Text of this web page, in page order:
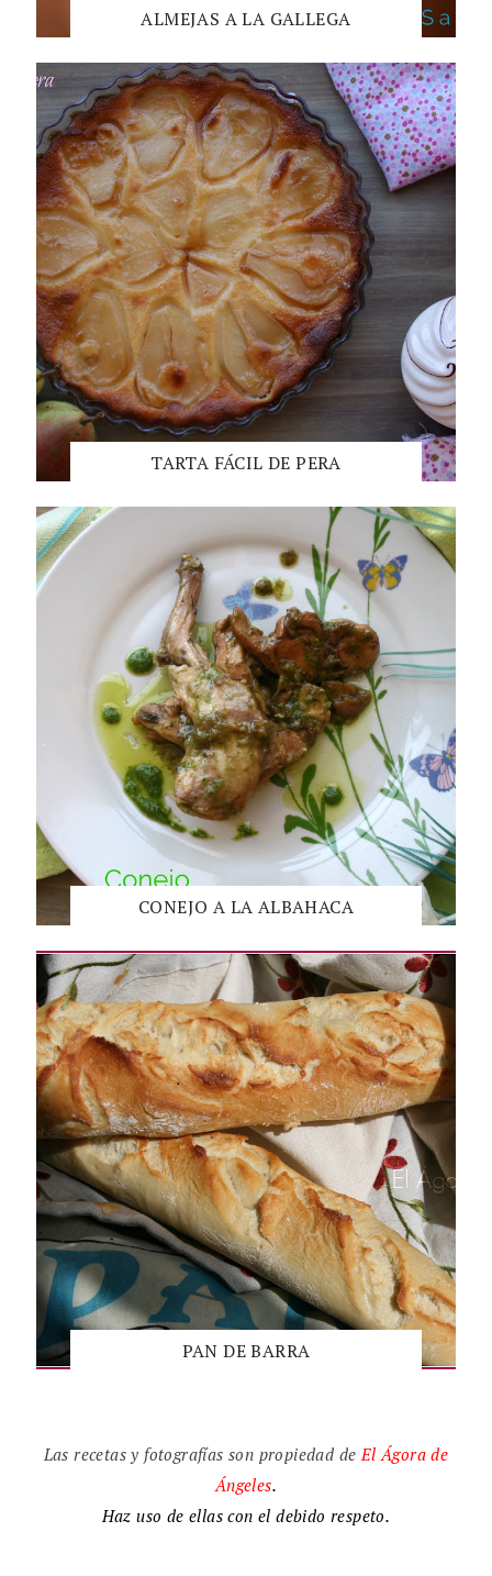
ALMEJAS A LA GALLEGA
TARTA FÁCIL DE PERA
CONEJO A LA ALBAHACA
PAN DE BARRA
Las recetas y fotografías son propiedad de ElÁgora de
Ángeles.
Haz uso de ellas con el debido respeto.